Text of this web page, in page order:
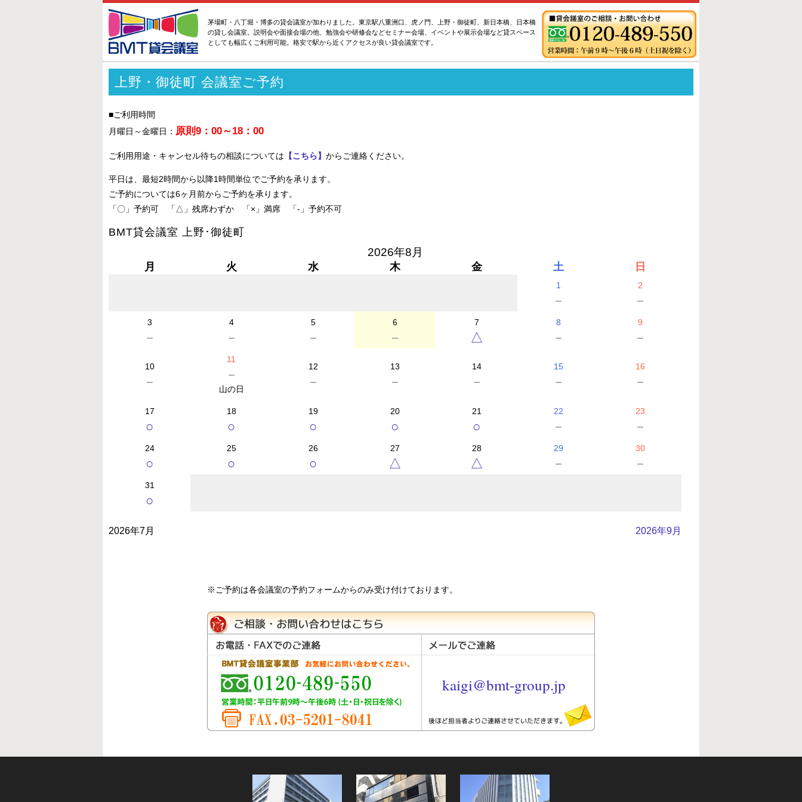
茅場町・八丁堀・博多の貸会議室が加わりました。東京駅八重洲口、虎ノ門、上野・御徒町、新日本橋、日本橋
の貸し会議室。説明会や面接会場の他、勉強会や研修会などセミナー会場、イベントや展示会場など貸スペース
としても幅広くご利用可能。格安で駅から近くアクセスが良い貸会議室です。
上野・御徒町 会議室ご予約
■ご利用時間
月曜日～金曜日： 原則9：00～18：00
ご利用用途・キャンセル待ちの相談については 【こちら】 からご連絡ください。
平日は、最短2時間から以降1時間単位でご予約を承ります。
ご予約については6ヶ月前からご予約を承ります。
「〇」予約可 「△」残席わずか 「×」満席 「-」予約不可
BMT貸会議室 上野･御徒町
2026年8月
月 火 水 木 金 土 日
1
－
2
－
3
－
4
－
5
－
6
－
7
△
8
－
9
－
10
－
11
－
山の日
12
－
13
－
14
－
15
－
16
－
17
○
18
○
19
○
20
○
21
○
22
－
23
－
24
○
25
○
26
○
27
△
28
△
29
－
30
－
31
○
2026年7月 2026年9月
※ご予約は各会議室の予約フォームからのみ受け付けております。
kaigi@bmt-group.jp